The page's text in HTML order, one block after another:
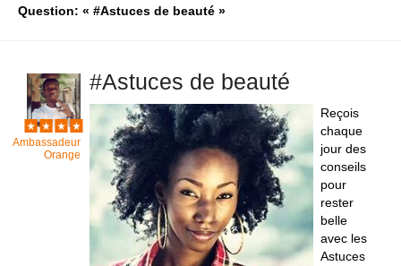
Question: « #Astuces de beauté »
#Astuces de beauté
Reçois
chaque
jour des
conseils
pour
rester
belle
avec les
Astuces
Ambassadeur
Orange